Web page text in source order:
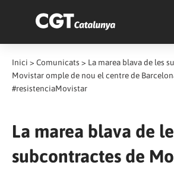
Inici > Comunicats > La marea blava de les
Movistar omple de nou el centre de
#resistenciaMovistar
La marea blava de
subcontractes de